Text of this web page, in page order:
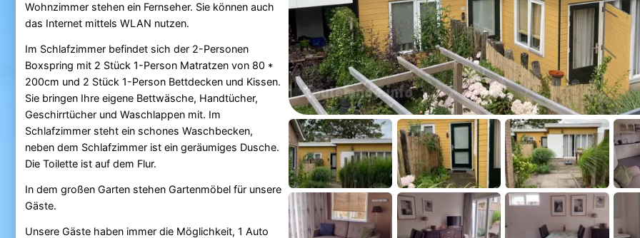
Wohnzimmer stehen ein Fernseher. Sie können auch
das Internet mittels WLAN nutzen.
Im Schlafzimmer befindet sich der 2-Personen
Boxspring mit 2 Stück 1-Person Matratzen von 80 *
200cm und 2 Stück 1-Person Bettdecken und Kissen.
Sie bringen Ihre eigene Bettwäsche, Handtücher,
Geschirrtücher und Waschlappen mit. Im
Schlafzimmer steht ein schones Waschbecken,
neben dem Schlafzimmer ist ein geräumiges Dusche.
Die Toilette ist auf dem Flur.
In dem großen Garten stehen Gartenmöbel für unsere
Gäste.
Unsere Gäste haben immer die Möglichkeit, 1 Auto